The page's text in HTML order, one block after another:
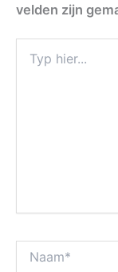
velden zijn
hier...